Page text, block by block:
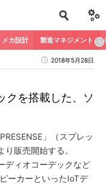
メカ設計 製造マネジメント
2018年5月28日
クを搭載した、ソ
」（スプレッ
販売開始する。
ディオコーデックなど
ーカーといったIoTデ